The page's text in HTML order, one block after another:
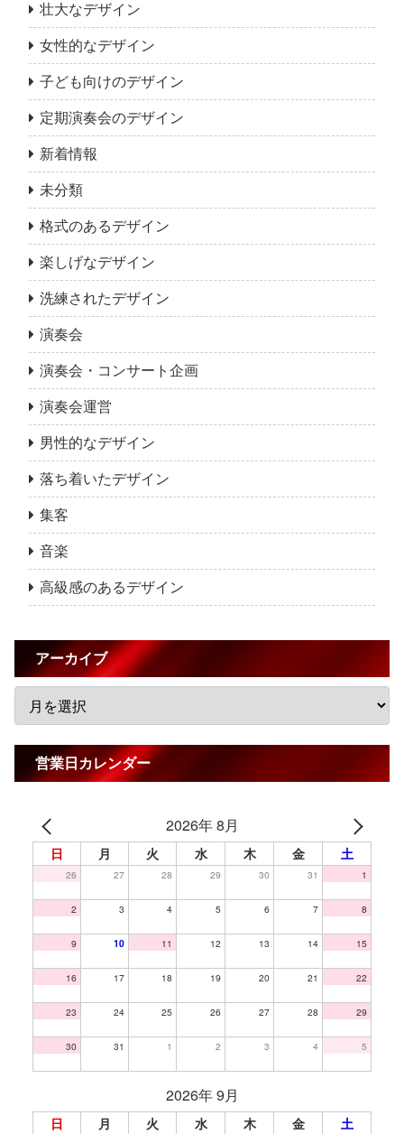
壮大なデザイン
女性的なデザイン
子ども向けのデザイン
定期演奏会のデザイン
新着情報
未分類
格式のあるデザイン
楽しげなデザイン
洗練されたデザイン
演奏会
演奏会・コンサート企画
演奏会運営
男性的なデザイン
落ち着いたデザイン
集客
音楽
高級感のあるデザイン
アーカイブ
営業日カレンダー
2026年 8月
日 月 火 水 木 金 土
26 27 28 29 30 31 1
2 3 4 5 6 7 8
9 10 11 12 13 14 15
16 17 18 19 20 21 22
23 24 25 26 27 28 29
30 31 1 2 3 4 5
2026年 9月
日 月 火 水 木 金 土